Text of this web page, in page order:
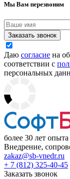
Мы Вам перезвоним
Заказать звонок
Даю согласие на
соответствии с
персональных
более 30 лет
Внедрение,
zakaz@sb-vnedr.ru
+ 7 (812) 325-40-45
Заказать звонок